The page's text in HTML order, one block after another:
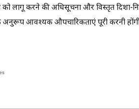
लागू करने की अधिसूचना और विस्तृत दिशा-
के अनुरूप आवश्यक औपचारिकताएं पूरी करनी